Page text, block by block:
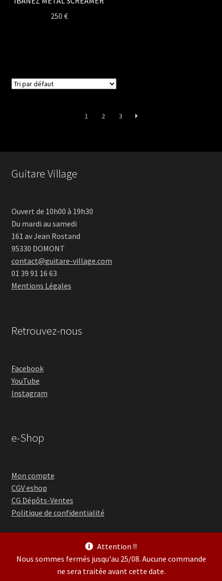
Attention !!
Nous sommes fermés jusqu'au 25/08. Aucune commande
ne sera traitée avant cette date.
250 €
1 2 3
Guitare Village
Ouvert de 10h00 à 19h30
Du mardi au samedi
161 av Jean Rostand
95330 DOMONT
contact@guitare-village.com
01 39 91 16 63
Mentions Légales
Retrouvez-nous
Facebook
YouTube
Instagram
e-Shop
Mon compte
CGV eshop
CG Dépôts-Ventes
Politique de confidentialité
© Guitare Village 2026